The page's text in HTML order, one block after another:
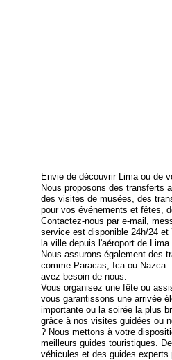
Envie de découvrir Lima ou de
Nous proposons des transferts
des visites de musées, des
pour vos événements et fêtes,
Contactez-nous par e-mail,
service est disponible 24h/24
la ville depuis l'aéroport de Lima.
Nous assurons également des
comme Paracas, Ica ou Nazca.
avez besoin de nous.
Vous organisez une fête ou
vous garantissons une arrivée
importante ou la soirée la plus
grâce à nos visites guidées ou
? Nous mettons à votre
meilleurs guides touristiques.
véhicules et des guides experts